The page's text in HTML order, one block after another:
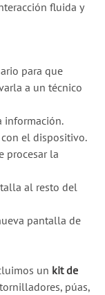
fluida y
para que
a un técnico
información.
el dispositivo.
procesar la
al resto del
pantalla de
un kit de
púas,